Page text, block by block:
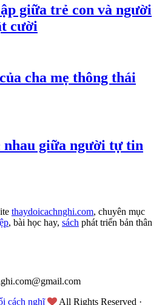
giữa trẻ con và người
cười
cha mẹ thông thái
nhau giữa người tự tin
thaydoicachnghi.com, chuyên mục
, bài học hay, sách phát triển bản thân
cách nghĩ
All Rights Reserved ·